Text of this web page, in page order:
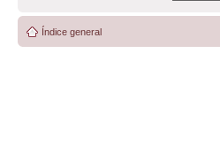
Índice general